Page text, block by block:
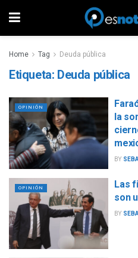
Home Tag Deuda pública
Etiqueta: Deuda pública
OPINIÓN
la
BY
OPINIÓN
Las
son
BY